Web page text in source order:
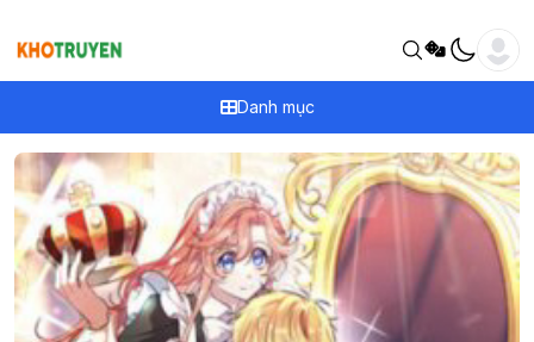
Danh mục